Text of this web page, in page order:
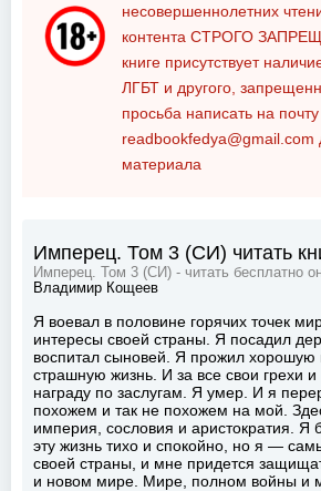
несовершеннолетних
контента СТРОГО
книге присутствует
ЛГБТ и другого,
просьба написать на почту
readbookfedya@gmail.com
материала
Имперец. Том 3 (СИ) читать
Имперец. Том 3 (СИ) - читать бесплатно
Владимир Кощеев
Я воевал в половине горячих точек
интересы своей страны. Я посадил
воспитал сыновей. Я прожил хорошую
страшную жизнь. И за все свои грехи
награду по заслугам. Я умер. И я
похожем и так не похожем на мой.
империя, сословия и аристократия. Я
эту жизнь тихо и спокойно, но я —
своей страны, и мне придется
и новом мире. Мире, полном войны и